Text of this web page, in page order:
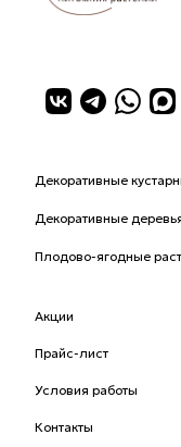
Декоративные
Декоративные
Плодово-ягодные
Акции
Прайс-лист
Условия работы
Контакты